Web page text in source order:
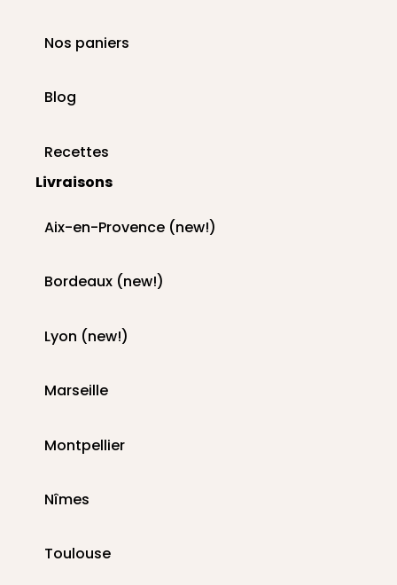
Nos paniers
Blog
Recettes
Livraisons
Aix-en-Provence (new!)
Bordeaux (new!)
Lyon (new!)
Marseille
Montpellier
Nîmes
Toulouse